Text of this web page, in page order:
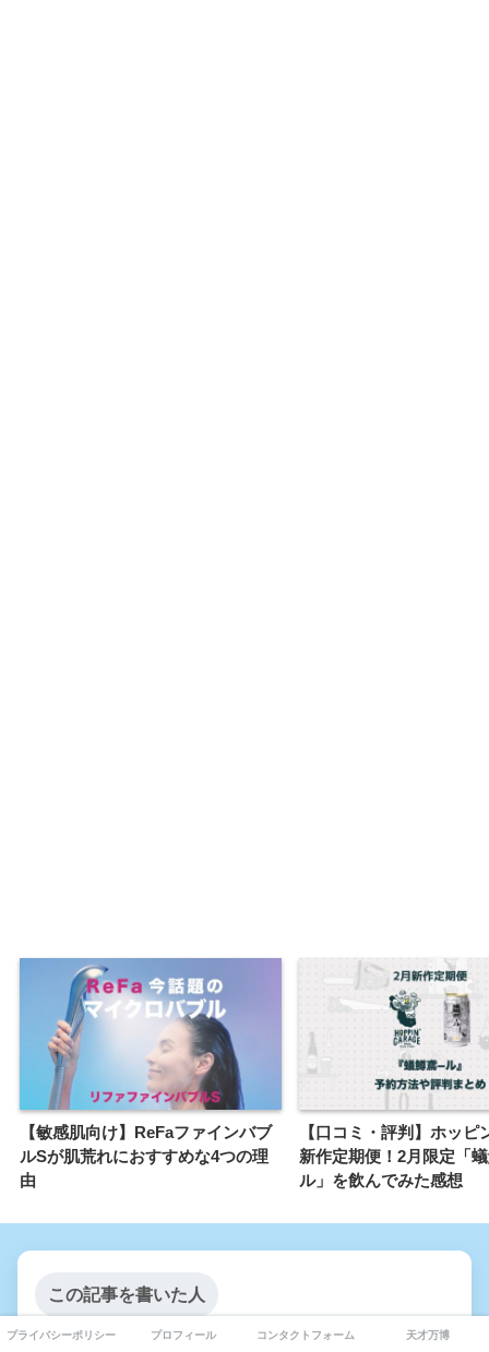
【敏感肌向け】ReFaファインバブ
ルSが肌荒れにおすすめな4つの理
由
【口コミ・評判】ホッピ
新作定期便！2月限定「
ル」を飲んでみた感想
この記事を書いた人
プライバシーポリシー プロフィール コンタクトフォーム 天才万博